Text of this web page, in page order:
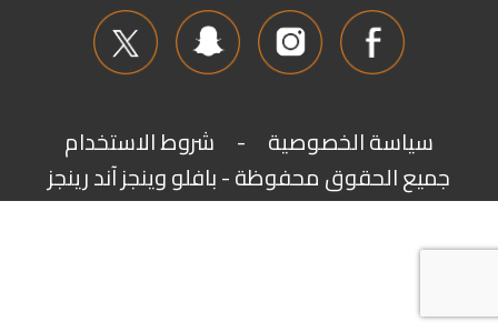
سياسة الخصوصية - شروط الاستخدام
جميع الحقوق محفوظة - بافلو وينجز آند رينجز